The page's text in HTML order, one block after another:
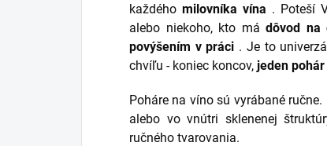
každéhomilovníka vína . Poteší
alebo niekoho, kto má dôvod na
povýšením v práci . Je to
chvíľu - koniec koncov, jeden
Poháre na víno sú vyrábané
alebo vo vnútri sklenenej
ručného tvarovania.